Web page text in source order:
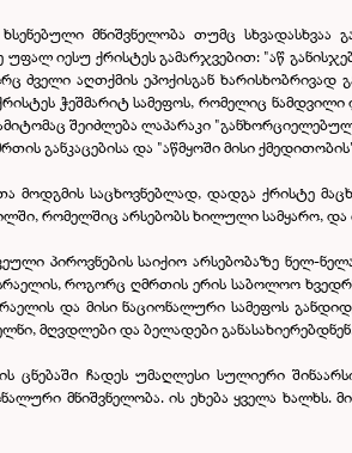
მნიშვნელობა თუმც სხვადასხვაა
იესუ ქრისტეს გამარჯვებით: "აწ
ძველი აღთქმის ეპოქისგან
ჭეშმარიტ სამეფოს, რომელიც
ამიტომაც შეიძლება ლაპარაკი
განკაცებისა და "აწმყოში მისი
საცხოვნებლად, დადგა ქრისტე
რომელშიც არსებობს ხილული სამყარო, და
პიროვნების საიქიო არსებობაზე ნელ-
როგორც ღმრთის ერის საბოლოო
და მისი ნაციონალური სამეფოს
მღვდლები და ბელადები
ცნებაში ჩადეს უმაღლესი სულიერი
მნიშვნელობა. ის ეხება ყველა ხალხს.